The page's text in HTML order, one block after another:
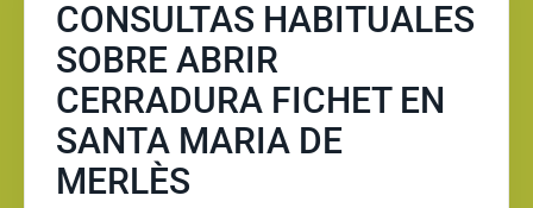
CONSULTAS HABITUALES
SOBRE ABRIR
CERRADURA FICHET EN
SANTA MARIA DE
MERLÈS